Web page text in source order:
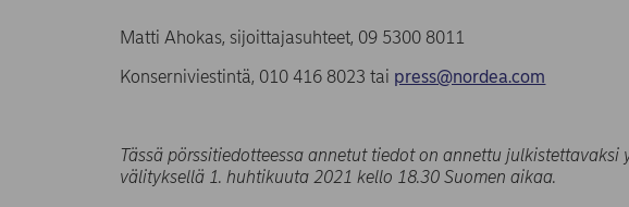
Matti Ahokas, sijoittajasuhteet, 09 5300 8011
Konserniviestintä, 010 416 8023 tai press@nordea.com
Tässä pörssitiedotteessa annetut tiedot on annettu
välityksellä 1. huhtikuuta 2021 kello 18.30 Suomen aikaa.